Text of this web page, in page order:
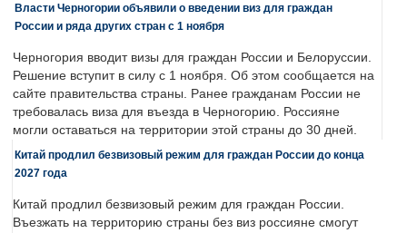
Власти Черногории объявили о введении виз для граждан
России и ряда других стран с 1 ноября
Черногория вводит визы для граждан России и Белоруссии.
Решение вступит в силу с 1 ноября. Об этом сообщается на
сайте правительства страны. Ранее гражданам России не
требовалась виза для въезда в Черногорию. Россияне
могли оставаться на территории этой страны до 30 дней.
Китай продлил безвизовый режим для граждан России до конца
2027 года
Китай продлил безвизовый режим для граждан России.
Въезжать на территорию страны без виз россияне смогут